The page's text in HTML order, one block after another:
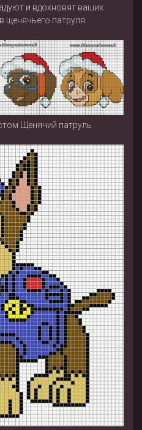
и вдохновят ваших
щенячьего патруля.
Щенячий патруль